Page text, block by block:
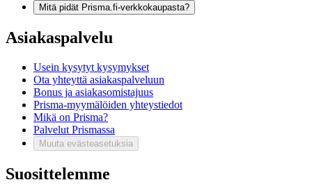
Mitä pidät Prisma.fi-verkkokaupasta?
Asiakaspalvelu
Usein kysytyt kysymykset
Ota yhteyttä asiakaspalveluun
Bonus ja asiakasomistajuus
Prisma-myymälöiden yhteystiedot
Mikä on Prisma?
Palvelut Prismassa
Muuta evästeasetuksia
Suosittelemme